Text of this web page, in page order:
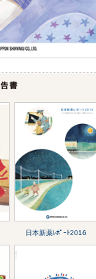
日本新薬ﾚﾎﾟｰﾄ2016